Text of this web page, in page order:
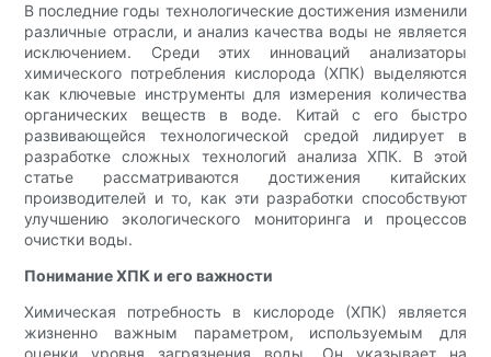
В последние годы технологические достижения изменили
различные отрасли, и анализ качества воды не является
исключением. Среди этих инноваций анализаторы
химического потребления кислорода (ХПК) выделяются
как ключевые инструменты для измерения количества
органических веществ в воде. Китай с его быстро
развивающейся технологической средой лидирует в
разработке сложных технологий анализа ХПК. В этой
статье рассматриваются достижения китайских
производителей и то, как эти разработки способствуют
улучшению экологического мониторинга и процессов
очистки воды.
Понимание ХПК и его важности
Химическая потребность в кислороде (ХПК) является
жизненно важным параметром, используемым для